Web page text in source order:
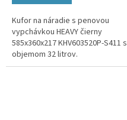
Kufor na náradie s penovou
vypchávkou HEAVY čierny
585x360x217 KHV603520P-S411 s
objemom 32 litrov.